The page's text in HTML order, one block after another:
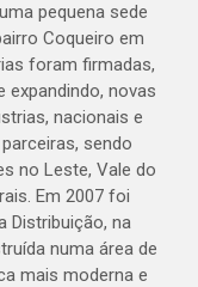
pequena sede
Coqueiro em
foram firmadas,
novas
nacionais e
sendo
no Leste, Vale do
Em 2007 foi
Distribuição, na
numa área de
mais moderna e